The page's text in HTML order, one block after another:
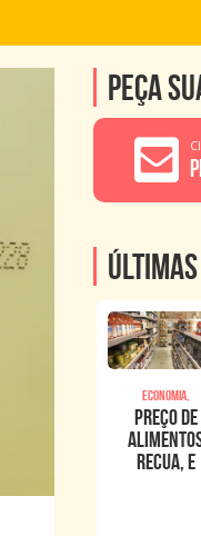
Peça
Economia,
Preço de
recua, e